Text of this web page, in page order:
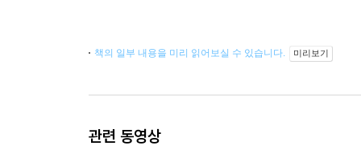
책의 일부 내용을 미리 읽어보실 수 있습니다. 미리보기
관련 동영상